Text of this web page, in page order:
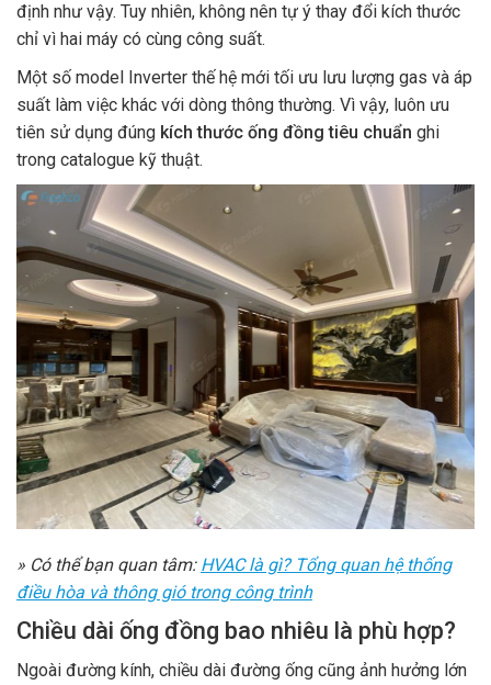
định như vậy. Tuy nhiên, không nên tự ý thay đổi kích thước
chỉ vì hai máy có cùng công suất.
Một số model Inverter thế hệ mới tối ưu lưu lượng gas và áp
suất làm việc khác với dòng thông thường. Vì vậy, luôn ưu
tiên sử dụng đúng kích thước ống đồng tiêu chuẩn ghi
trong catalogue kỹ thuật.
» Có thể bạn quan tâm: HVAC là gì? Tổng quan hệ thống
điều hòa và thông gió trong công trình
Chiều dài ống đồng bao nhiêu là phù hợp?
Ngoài đường kính, chiều dài đường ống cũng ảnh hưởng lớn